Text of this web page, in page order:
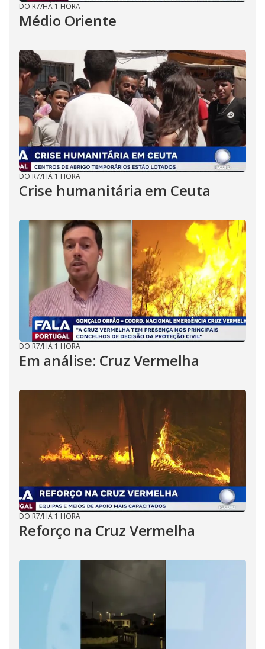
DO R7/HÁ 1 HORA
Médio Oriente
DO R7/HÁ 1 HORA
Crise humanitária em Ceuta
DO R7/HÁ 1 HORA
Em análise: Cruz Vermelha
DO R7/HÁ 1 HORA
Reforço na Cruz Vermelha